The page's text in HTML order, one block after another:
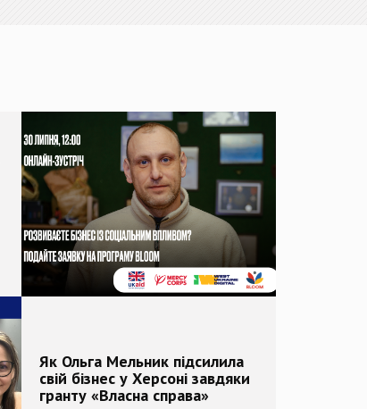
Як Ольга Мельник підсилила
свій бізнес у Херсоні завдяки
гранту «Власна справа»